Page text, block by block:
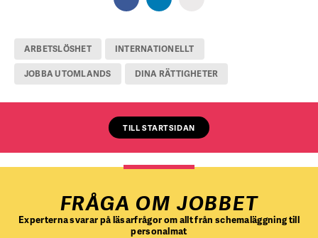
ARBETSLÖSHET INTERNATIONELLT
JOBBA UTOMLANDS DINA RÄTTIGHETER
TILL STARTSIDAN
FRÅGA OM JOBBET
Experterna svarar på läsarfrågor om allt från schemaläggning till
personalmat